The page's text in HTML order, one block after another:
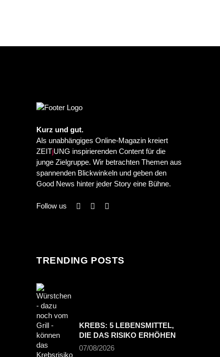
Kurz und gut.
Als unabhängiges Online-Magazin kreiert
ZEITjUNG inspirierenden Content für die
junge Zielgruppe. Wir betrachten Themen aus
spannenden Blickwinkeln und geben den
Good News hinter jeder Story eine Bühne.
Follow us
TRENDING POSTS
KREBS: 5 LEBENSMITTEL,
DIE DAS RISIKO ERHÖHEN
07/08/2026